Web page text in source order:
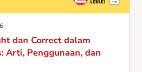
dan Correct dalam
Arti, Penggunaan, dan